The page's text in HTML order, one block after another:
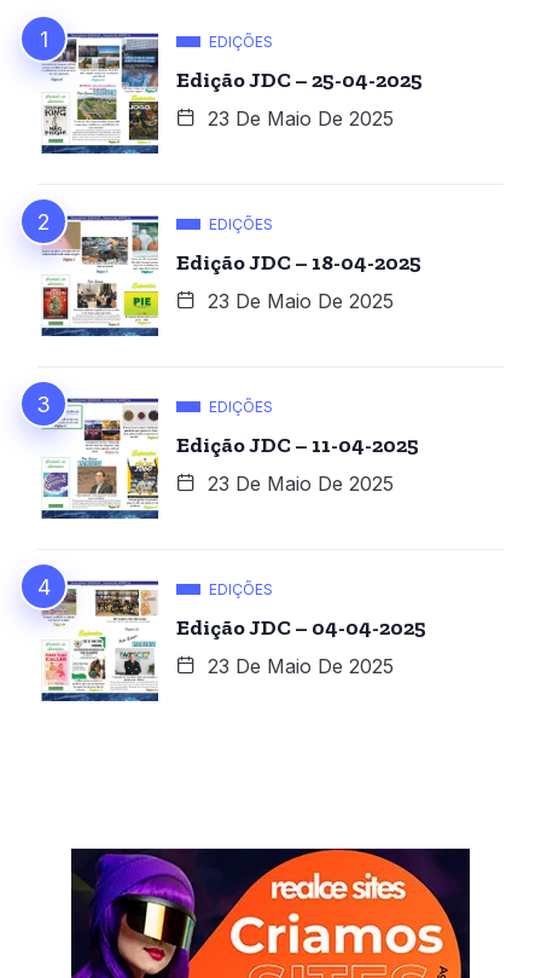
EDIÇÕES
Edição JDC – 25-04-2025
23 De Maio De 2025
EDIÇÕES
Edição JDC – 18-04-2025
23 De Maio De 2025
EDIÇÕES
Edição JDC – 11-04-2025
23 De Maio De 2025
EDIÇÕES
Edição JDC – 04-04-2025
23 De Maio De 2025